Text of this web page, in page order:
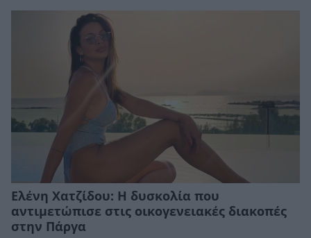
Ελένη Χατζίδου: Η δυσκολία που
αντιμετώπισε στις οικογενειακές διακοπές
στην Πάργα